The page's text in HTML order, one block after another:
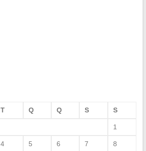
T Q Q S S
1
4 5 6 7 8